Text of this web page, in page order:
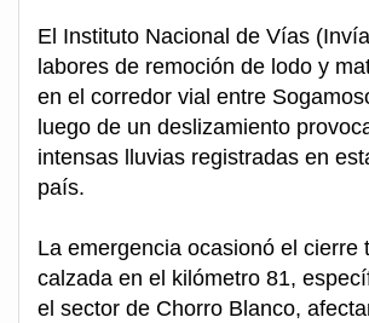
El Instituto Nacional de Vías
labores de remoción de lodo y
en el corredor vial entre
luego de un deslizamiento
intensas lluvias registradas en
país.
La emergencia ocasionó el cierre
calzada en el kilómetro 81,
el sector de Chorro Blanco,